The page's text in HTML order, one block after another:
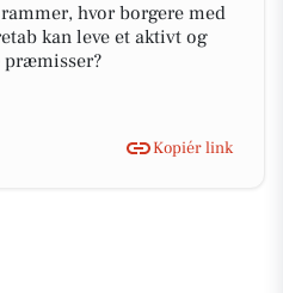
hvor borgere med
kan leve et aktivt og
Kopiér link